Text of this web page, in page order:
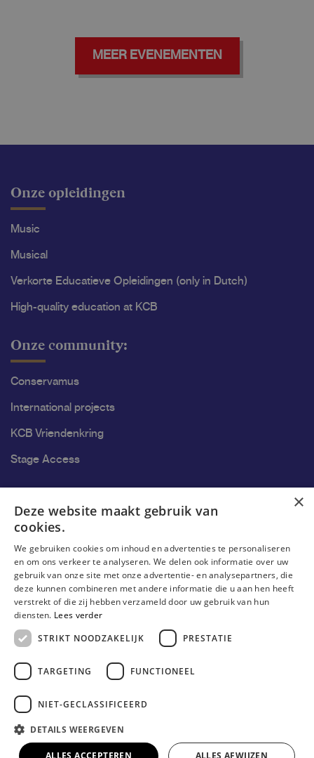
MEER EVENEMENTEN
Onze opleidingen
Music
Musical
Verkorte Educatieve Opleidingen (only in Dutch)
High-quality education at KCB
Onze community:
Conservamus
International projects
KCB Vriendenkring
Stage Access
Research
Research groups
Researchers
Become researcher
© Erasmushogeschool Brussel 2023
Cookieverklaring
Gebruiksvoorwaarden
×
Deze website maakt gebruik van
cookies.
We gebruiken cookies om inhoud en advertenties te personaliseren
en om ons verkeer te analyseren. We delen ook informatie over uw
gebruik van onze site met onze advertentie- en analysepartners, die
deze kunnen combineren met andere informatie die u aan hen heeft
verstrekt of die zij hebben verzameld door uw gebruik van hun
diensten. Lees verder
STRIKT NOODZAKELIJK
PRESTATIE
TARGETING FUNCTIONEEL
NIET-GECLASSIFICEERD
DETAILS WEERGEVEN
ALLES ACCEPTEREN ALLES AFWIJZEN